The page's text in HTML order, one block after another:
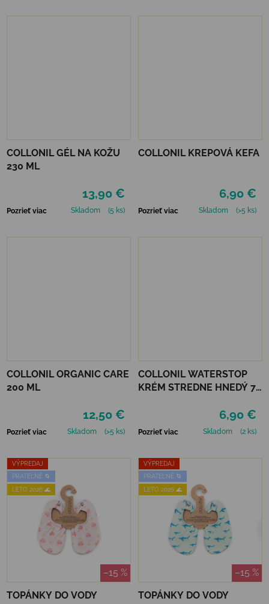
COLLONIL GÉL NA KOŽU
230 ML
13,90 €
Pozrieť viac Skladom (5 ks)
COLLONIL KREPOVÁ KEFA
6,90 €
Pozrieť viac Skladom (>5 ks)
COLLONIL ORGANIC CARE
200 ML
12,50 €
Pozrieť viac Skladom (>5 ks)
COLLONIL WATERSTOP
KRÉM STREDNE HNEDÝ 75
6,90 €
Pozrieť viac Skladom (2 ks)
VÝPREDAJ
PRATEĽNÉ 🌀
LETO 2026 🌊
–15 %
TOPÁNKY DO VODY
VÝPREDAJ
PRATEĽNÉ 🌀
LETO 2026 🌊
–15 %
TOPÁNKY DO VODY